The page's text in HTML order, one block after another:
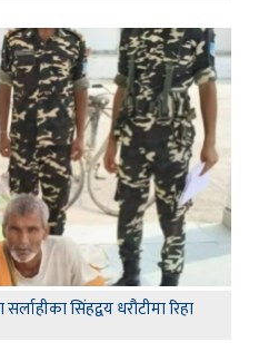
सिंहद्वय धरौटीमा रिहा